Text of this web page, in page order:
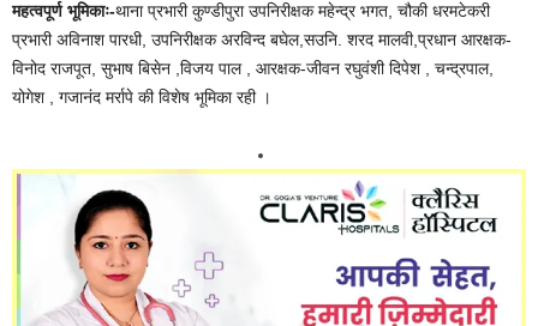
महत्वपूर्ण भूमिकाः-थाना प्रभारी कुण्डीपुरा उपनिरीक्षक महेन्द्र भगत, चौकी धरमटेकरी
प्रभारी अविनाश पारधी, उपनिरीक्षक अरविन्द बघेल,सउनि. शरद मालवी,प्रधान आरक्षक-
विनोद राजपूत, सुभाष बिसेन ,विजय पाल , आरक्षक-जीवन रघुवंशी दिपेश , चन्द्रपाल,
योगेश , गजानंद मर्रापे की विशेष भूमिका रही ।